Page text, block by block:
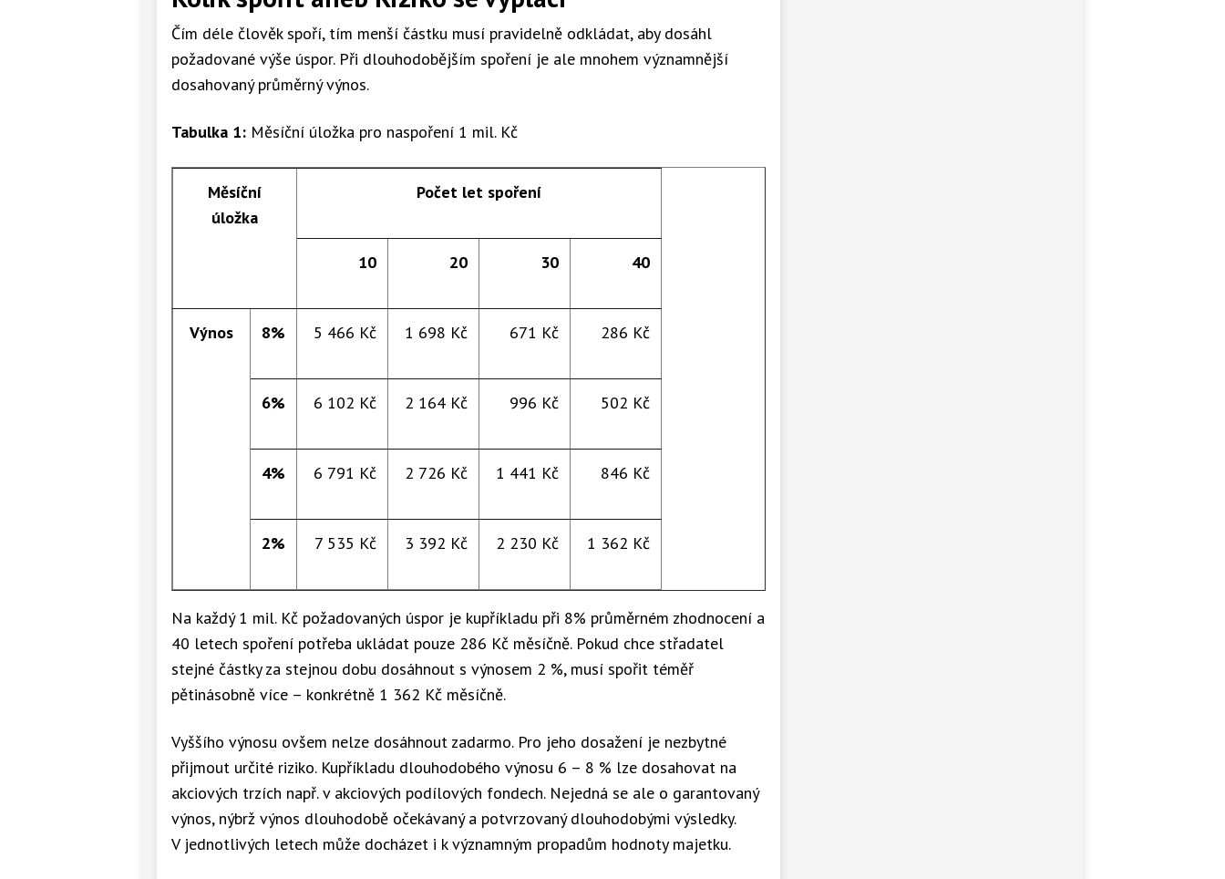
Čím déle člověk spoří, tím menší částku musí pravidelně odkládat, aby dosáhl
požadované výše úspor. Při dlouhodobějším spoření je ale mnohem významnější
dosahovaný průměrný výnos.
Tabulka 1: Měsíční úložka pro naspoření 1 mil. Kč
Měsíční
úložka
Počet let spoření
10 20 30 40
Výnos 8% 5 466 Kč 1 698 Kč 671 Kč 286 Kč
6% 6 102 Kč 2 164 Kč 996 Kč 502 Kč
4% 6 791 Kč 2 726 Kč 1 441 Kč 846 Kč
2% 7 535 Kč 3 392 Kč 2 230 Kč 1 362 Kč
Na každý 1 mil. Kč požadovaných úspor je kupříkladu při 8% průměrném zhodnocení a
40 letech spoření potřeba ukládat pouze 286 Kč měsíčně. Pokud chce střadatel
stejné částky za stejnou dobu dosáhnout s výnosem 2 %, musí spořit téměř
pětinásobně více – konkrétně 1 362 Kč měsíčně.
Vyššího výnosu ovšem nelze dosáhnout zadarmo. Pro jeho dosažení je nezbytné
přijmout určité riziko. Kupříkladu dlouhodobého výnosu 6 – 8 % lze dosahovat na
akciových trzích např. v akciových podílových fondech. Nejedná se ale o garantovaný
výnos, nýbrž výnos dlouhodobě očekávaný a potvrzovaný dlouhodobými výsledky.
V jednotlivých letech může docházet i k významným propadům hodnoty majetku.